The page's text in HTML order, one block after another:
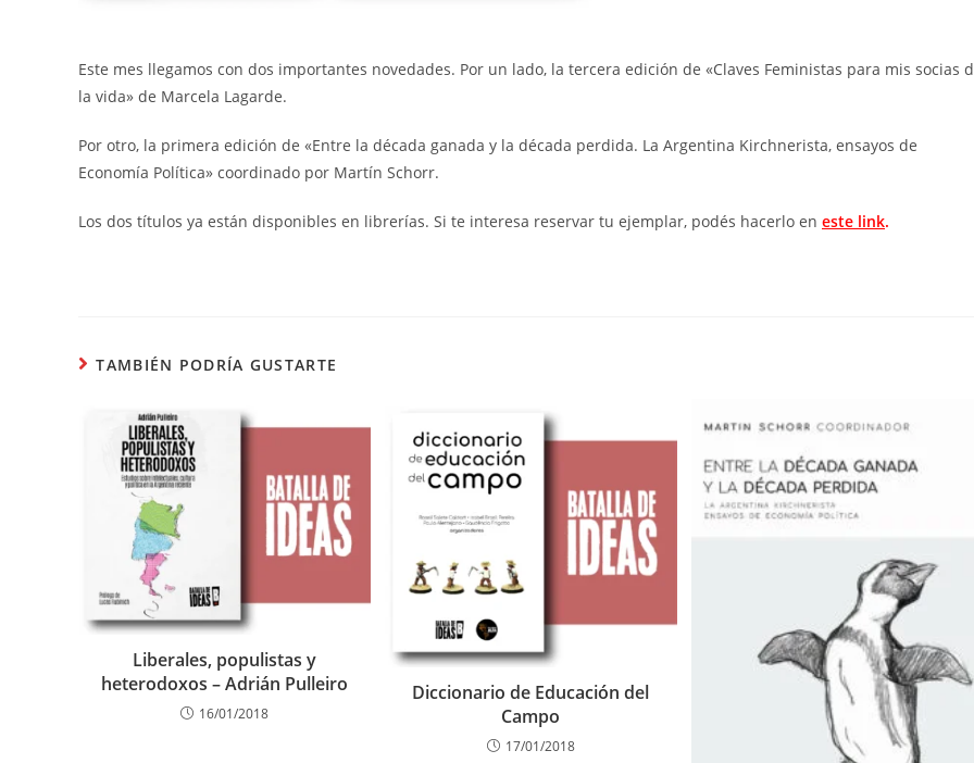
Este mes llegamos con dos importantes novedades. Por un lado, la tercera edición de «Claves Feministas para mis socias
la vida» de Marcela Lagarde.
Por otro, la primera edición de «Entre la década ganada y la década perdida. La Argentina Kirchnerista, ensayos de
Economía Política» coordinado por Martín Schorr.
Los dos títulos ya están disponibles en librerías. Si te interesa reservar tu ejemplar, podés hacerlo en este link.
TAMBIÉN PODRÍA GUSTARTE
Liberales, populistas y
heterodoxos – Adrián Pulleiro
16/01/2018
Diccionario de Educación del
Campo
17/01/2018